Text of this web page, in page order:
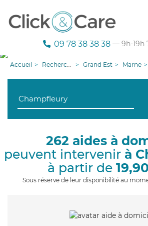
09 78 38 38 38 — 9h-19h
Accueil Recherche aide à domicile Grand Est Marne
262 aides à
peuvent intervenir à
à partir de
Sous réserve de leur disponibilité au